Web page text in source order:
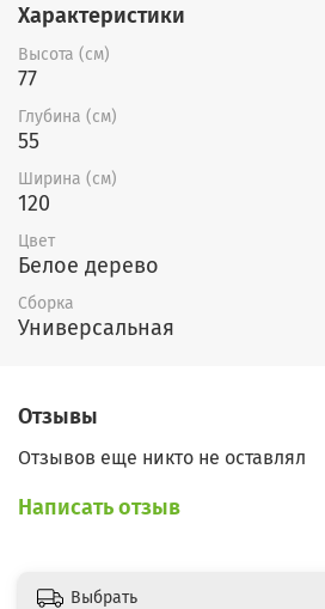
Характеристики
Высота (см)
77
Глубина (см)
55
Ширина (см)
120
Цвет
Белое дерево
Сборка
Универсальная
Отзывы
Отзывов еще никто не оставлял
Написать отзыв
Выбрать